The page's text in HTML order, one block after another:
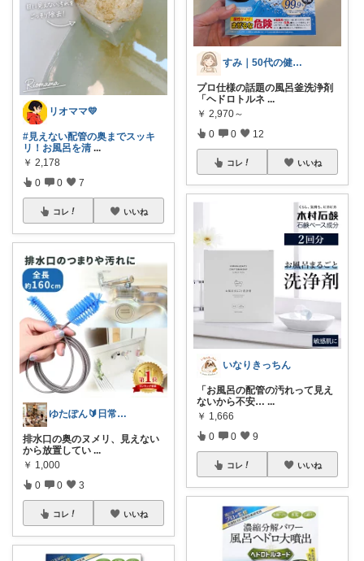
リオママ💛
#見えない配管の奥までスッキ
リ！お風呂を清 ...
￥ 2,178
0 0 7
コレ いいね
ゆたぽん🔰日常のあったらいいな👍
排水口の奥のヌメリ、見えない
から放置してい ...
￥ 1,000
0 0 3
コレ いいね
すみ｜50代の健康と暮らし
プロ仕様の話題の風呂釜洗浄剤
「ヘドロトルネ ...
￥ 2,970～
0 0 12
コレ いいね
いなりきっちん
「お風呂の配管の汚れって見え
ないから不安… ...
￥ 1,666
0 0 9
コレ いいね